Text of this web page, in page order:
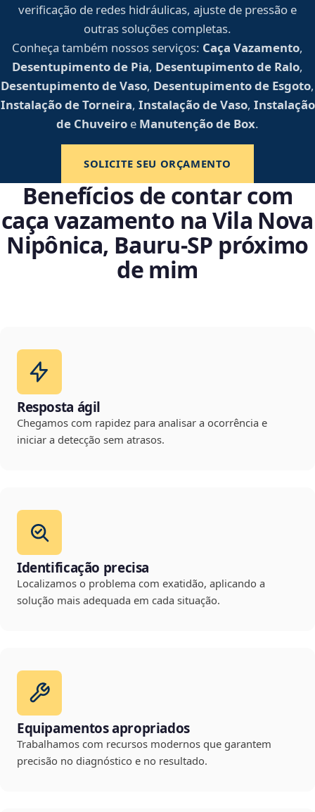
verificação de redes hidráulicas, ajuste de pressão e
outras soluções completas.
Conheça também nossos serviços: Caça Vazamento,
Desentupimento de Pia, Desentupimento de Ralo,
Desentupimento de Vaso, Desentupimento de Esgoto,
Instalação de Torneira, Instalação de Vaso, Instalação
de Chuveiro e Manutenção de Box.
SOLICITE SEU ORÇAMENTO
Benefícios de contar com
caça vazamento na Vila Nova
Nipônica, Bauru‑SP próximo
de mim
Resposta ágil
Chegamos com rapidez para analisar a ocorrência e
iniciar a detecção sem atrasos.
Identificação precisa
Localizamos o problema com exatidão, aplicando a
solução mais adequada em cada situação.
Equipamentos apropriados
Trabalhamos com recursos modernos que garantem
precisão no diagnóstico e no resultado.